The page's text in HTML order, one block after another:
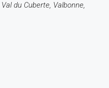
du Cuberte, Valbonne,